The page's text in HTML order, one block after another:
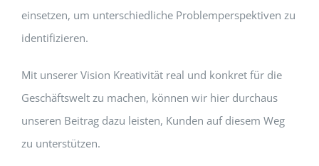
einsetzen, um unterschiedliche Problemperspektiven zu
identifizieren.
Mit unserer Vision Kreativität real und konkret für die
Geschäftswelt zu machen, können wir hier durchaus
unseren Beitrag dazu leisten, Kunden auf diesem Weg
zu unterstützen.